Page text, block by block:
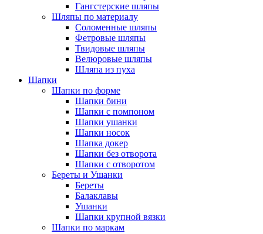
Гангстерские шляпы
Шляпы по материалу
Соломенные шляпы
Фетровые шляпы
Твидовые шляпы
Велюровые шляпы
Шляпа из пуха
Шапки
Шапки по форме
Шапки бини
Шапки с помпоном
Шапки ушанки
Шапки носок
Шапка докер
Шапки без отворота
Шапки с отворотом
Береты и Ушанки
Береты
Балаклавы
Ушанки
Шапки крупной вязки
Шапки по маркам